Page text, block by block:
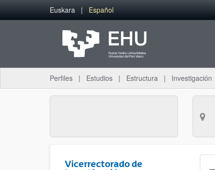
Saltar al contenido principal
Euskara Español
Perfiles Estudios Estructura Investigación
Vicerrectorado de